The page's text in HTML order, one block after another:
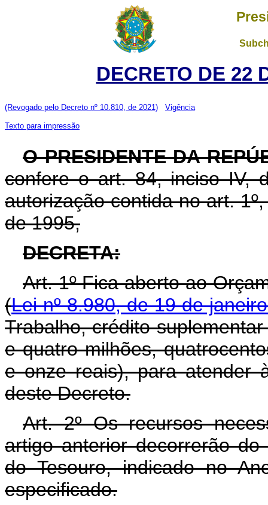
DECRETO DE 22
(Revogado pelo Decreto nº 10.810, de 2021) Vigência
Texto para impressão
O PRESIDENTE DA
confere o art. 84, inciso IV,
autorização contida no art.
de 1995,
DECRETA:
Art. 1º Fica aberto ao
(Lei nº 8.980, de 19 de
Trabalho, crédito
e quatro milhões,
e onze reais), para atender
deste Decreto.
Art. 2º Os recursos
artigo anterior decorrerão
do Tesouro, indicado no
especificado.